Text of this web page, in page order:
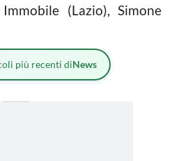
(Lazio), Simone
più recenti diNews